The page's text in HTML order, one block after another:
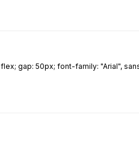
gap: 50px; font-family: "Arial",